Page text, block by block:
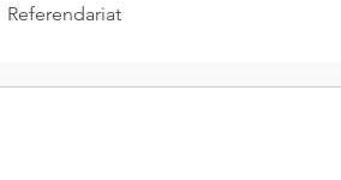
Referendariat